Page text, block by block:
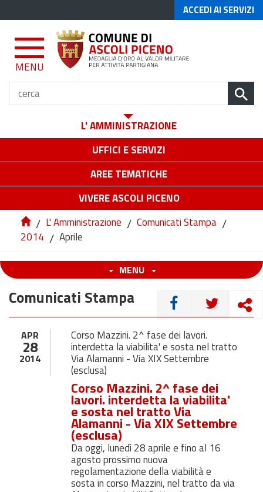
ACCEDI AI SERVIZI
MENU
L' AMMINISTRAZIONE
UFFICI E SERVIZI
AREE TEMATICHE
VIVERE ASCOLI PICENO
/ L' Amministrazione / Comunicati Stampa /
2014 / Aprile
MENU
CONDIVIDI
Comunicati Stampa
APR
28
2014
Corso Mazzini. 2^ fase dei lavori.
interdetta la viabilita' e sosta nel tratto
Via Alamanni - Via XIX Settembre
(esclusa)
Corso Mazzini. 2^ fase dei
lavori. interdetta la viabilita'
e sosta nel tratto Via
Alamanni - Via XIX Settembre
(esclusa)
Da oggi, lunedì 28 aprile e fino al 16
agosto prossimo nuova
regolamentazione della viabilità e
sosta in corso Mazzini, nel tratto da via